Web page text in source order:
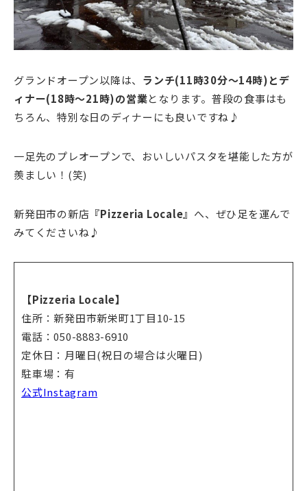
グランドオープン以降は、 ランチ(11時30分～14時)とデ
ィナー(18時～21時)の営業となります。普段の食事はも
ちろん、特別な日のディナーにも良いですね♪
一足先のプレオープンで、おいしいパスタを堪能した方が
羨ましい！(笑)
新発田市の新店 『Pizzeria Locale』 へ、ぜひ足を運んで
みてくださいね♪
【Pizzeria Locale】
住所：新発田市新栄町1丁目10-15
電話：050-8883-6910
定休日：月曜日(祝日の場合は火曜日)
駐車場：有
公式Instagram